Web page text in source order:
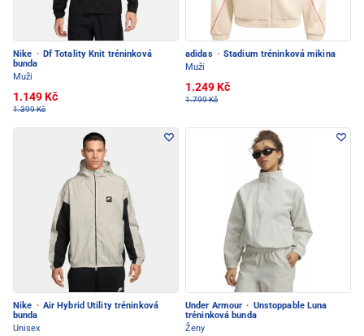
Nike · Df Totality Knit tréninková
bunda
Muži
1.149 Kč
1.399 Kč
adidas · Stadium tréninková mikina
Muži
1.249 Kč
1.799 Kč
Nike · Air Hybrid Utility tréninková
bunda
Unisex
Under Armour · Unstoppable Luna
tréninková bunda
Ženy